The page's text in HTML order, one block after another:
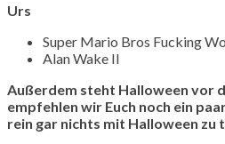
Urs
Super Mario Bros Fucking
Alan Wake II
Außerdem steht Halloween vor
empfehlen wir Euch noch ein
rein gar nichts mit Halloween zu